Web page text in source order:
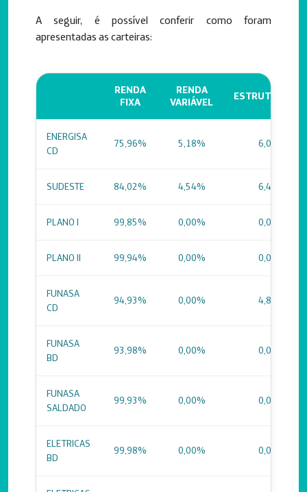
A seguir, é possível conferir como foram
apresentadas as carteiras:
RENDA
FIXA
RENDA
VARIÁVEL
ENERGISA
CD
75,96% 5,18% 6,00%
SUDESTE 84,02% 4,54% 6,48%
PLANO I 99,85% 0,00% 0,00%
PLANO II 99,94% 0,00% 0,00%
FUNASA
CD
94,93% 0,00% 4,86%
FUNASA
BD
93,98% 0,00% 0,00%
FUNASA
SALDADO
99,93% 0,00% 0,00%
ELETRICAS
BD
99,98% 0,00% 0,00%